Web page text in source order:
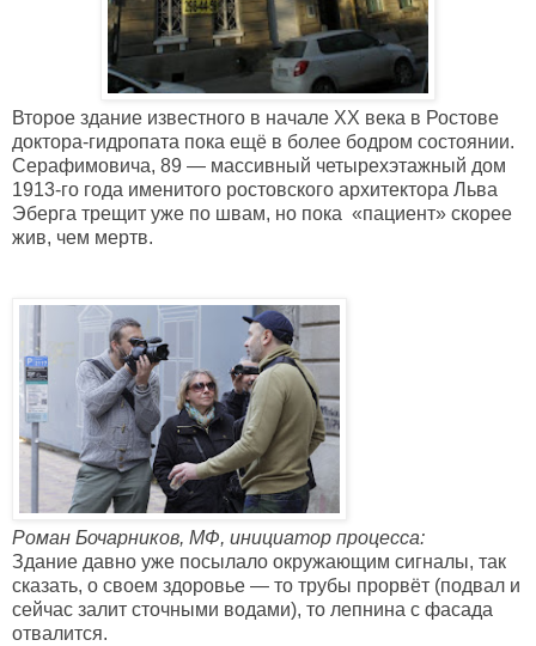
Второе здание известного в начале XX века в Ростове
доктора-гидропата пока ещё в более бодром состоянии.
Серафимовича, 89 — массивный четырехэтажный дом
1913-го года именитого ростовского архитектора Льва
Эберга трещит уже по швам, но пока «пациент» скорее
жив, чем мертв.
Роман Бочарников, МФ, инициатор процесса:
Здание давно уже посылало окружающим сигналы, так
сказать, о своем здоровье — то трубы прорвёт (подвал и
сейчас залит сточными водами), то лепнина с фасада
отвалится.